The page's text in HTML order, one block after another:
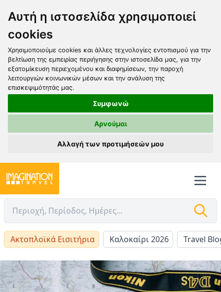
Αυτή η ιστοσελίδα χρησιμοποιεί
cookies
Χρησιμοποιούμε cookies και άλλες τεχνολογίες εντοπισμού για την
βελτίωση της εμπειρίας περιήγησης στην ιστοσελίδα μας, για την
εξατομίκευση περιεχομένου και διαφημίσεων, την παροχή
λειτουργιών κοινωνικών μέσων και την ανάλυση της
επισκεψιμότητάς μας.
Συμφωνώ
Αρνούμαι
Αλλαγή των προτιμήσεών μου
Ακτοπλοϊκά Εισιτήρια Καλοκαίρι 2026 Travel